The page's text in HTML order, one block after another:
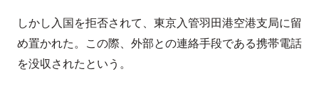
しかし入国を拒否されて、東京入管羽田港空港支局に留
め置かれた。この際、外部との連絡手段である携帯電話
を没収されたという。